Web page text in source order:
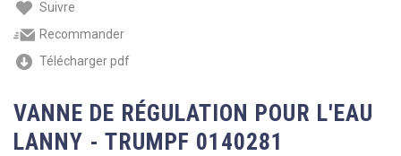
Suivre
Recommander
Télécharger pdf
VANNE DE RÉGULATION POUR L'EAU
LANNY - TRUMPF 0140281